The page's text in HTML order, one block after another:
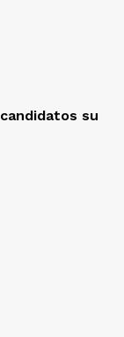
su